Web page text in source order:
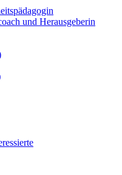
und Herausgeberin